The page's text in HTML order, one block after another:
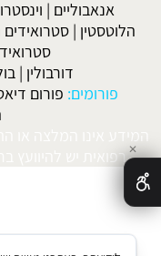
אנאבוליים |
הלוטסטין | סטרואידים
דורבולין |
פורומים: פורום
המידע אינו המלצה או
רפואית יש להיוועץ ✕